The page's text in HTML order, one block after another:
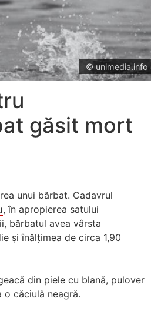
© unimedia.info
găsit mort
unui bărbat. Cadavrul
, în apropierea satului
bărbatul avea vârsta
și înălțimea de circa 1,90
din piele cu blană, pulover
căciulă neagră.